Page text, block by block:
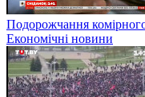
Подорожчання
Економічні новини